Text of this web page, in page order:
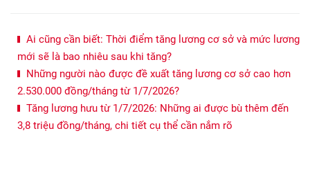
Ai cũng cần biết: Thời điểm tăng lương cơ sở và mức lương
mới sẽ là bao nhiêu sau khi tăng?
Những người nào được đề xuất tăng lương cơ sở cao hơn
2.530.000 đồng/tháng từ 1/7/2026?
Tăng lương hưu từ 1/7/2026: Những ai được bù thêm đến
3,8 triệu đồng/tháng, chi tiết cụ thể cần nắm rõ